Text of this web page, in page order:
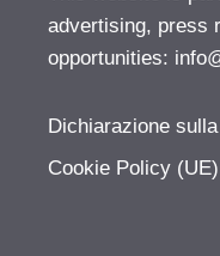
advertising, press
opportunities:
Dichiarazione
Cookie Policy (UE)